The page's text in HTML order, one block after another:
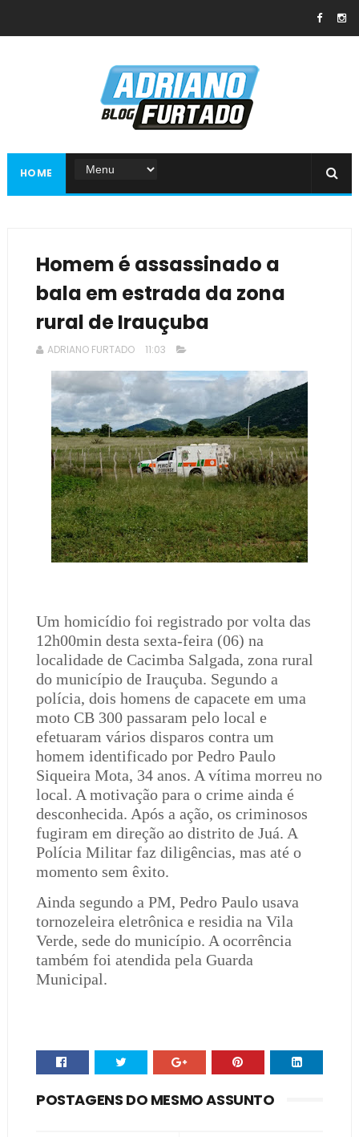
HOME
Homem é assassinado a
bala em estrada da zona
rural de Irauçuba
ADRIANO FURTADO 11:03
Um homicídio foi registrado por volta das
12h00min desta sexta-feira (06) na
localidade de Cacimba Salgada, zona rural
do município de Irauçuba. Segundo a
polícia, dois homens de capacete em uma
moto CB 300 passaram pelo local e
efetuaram vários disparos contra um
homem identificado por Pedro Paulo
Siqueira Mota, 34 anos. A vítima morreu no
local. A motivação para o crime ainda é
desconhecida. Após a ação, os criminosos
fugiram em direção ao distrito de Juá. A
Polícia Militar faz diligências, mas até o
momento sem êxito.
Ainda segundo a PM, Pedro Paulo usava
tornozeleira eletrônica e residia na Vila
Verde, sede do município. A ocorrência
também foi atendida pela Guarda
Municipal.
POSTAGENS DO MESMO ASSUNTO